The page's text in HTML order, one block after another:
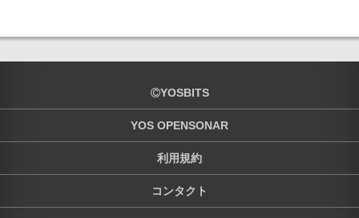
YOSBITS
YOS OPENSONAR
利用規約
コンタクト